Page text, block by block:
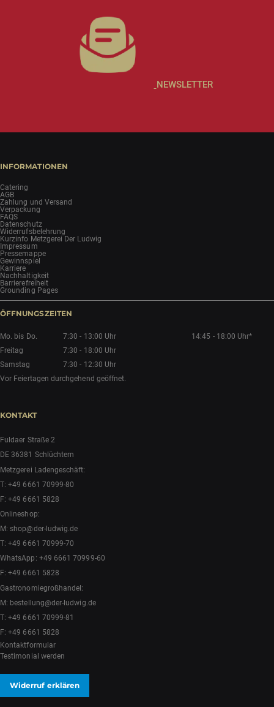
NEWSLETTER
INFORMATIONEN
Catering
AGB
Zahlung und Versand
Verpackung
FAQS
Datenschutz
Widerrufsbelehrung
Kurzinfo Metzgerei Der Ludwig
Impressum
Pressemappe
Gewinnspiel
Karriere
Nachhaltigkeit
Barrierefreiheit
Grounding Pages
ÖFFNUNGSZEITEN
Mo. bis Do. 7:30 - 13:00 Uhr
14:45 - 18:00 Uhr*
Freitag
7:30 - 18:00 Uhr
Samstag
7:30 - 12:30 Uhr
Vor Feiertagen durchgehend geöffnet.
KONTAKT
Fuldaer Straße 2
DE 36381 Schlüchtern
Metzgerei Ladengeschäft:
T:+49 6661 70999-80
F: +49 6661 5828
Onlineshop:
M:shop@der-ludwig.de
T:+49 6661 70999-70
WhatsApp: +49 6661 70999-60
F: +49 6661 5828
Gastronomiegroßhandel:
M: bestellung@der-ludwig.de
T:+49 6661 70999-81
F: +49 6661 5828
Kontaktformular
Testimonial werden
Widerruf erklären